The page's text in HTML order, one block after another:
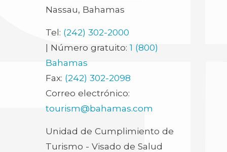
Nassau, Bahamas
Tel: (242) 302-2000
| Número gratuito: 1 (800)
Bahamas
Fax: (242) 302-2098
Correo electrónico:
tourism@bahamas.com
Unidad de Cumplimiento de
Turismo - Visado de Salud